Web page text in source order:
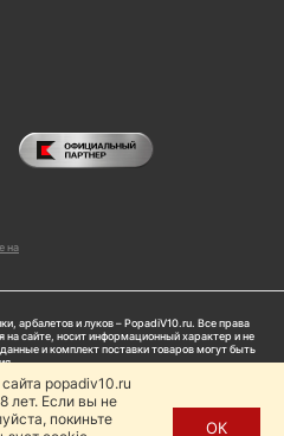
на
арбалетов и луков – PopadiV10.ru. Все права
сайте, носит информационный характер и не
и комплект поставки товаров могут быть
автоматически соглашается с условиями,
popadiv10.ru
лет. Если вы не
покиньте
ОК